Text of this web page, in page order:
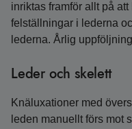
inriktas framför allt på
felställningar i lederna
lederna. Årlig
Leder och skelett
Knäluxationer med
leden manuellt förs mot